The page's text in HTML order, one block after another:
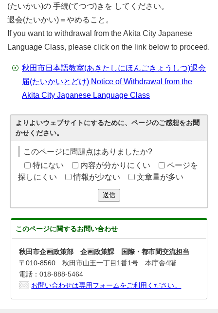
(たいかい)の 手続(てつづ)きを してください。
退会(たいかい)＝やめること。
If you want to withdrawal from the Akita City Japanese
Language Class, please click on the link below to proceed.
秋田市日本語教室(あきたしにほんごきょうしつ)退会
届(たいかいとどけ) Notice of Withdrawal from the
Akita City Japanese Language Class
よりよいウェブサイトにするために、ページのご感想をお聞
かせください。
このページに問題点はありましたか?
特にない
内容が分かりにくい
ページを
探しにくい
情報が少ない 文章量が多い
送信
このページに関するお問い合わせ
秋田市企画政策部 企画政策課 国際・都市間交流担当
〒010-8560 秋田市山王一丁目1番1号 本庁舎4階
電話：018-888-5464
お問い合わせは専用フォームをご利用ください。